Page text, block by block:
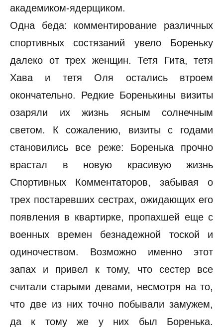
академиком-ядерщиком.
Одна беда: комментирование различных
спортивных состязаний увело Бореньку
далеко от трех женщин. Тетя Гита, тетя
Хава и тетя Оля остались втроем
окончательно. Редкие Боренькины визиты
озаряли их жизнь ясным солнечным
светом. К сожалению, визиты с годами
становились все реже: Боренька прочно
врастал в новую красивую жизнь
Спортивных Комментаторов, забывая о
трех постаревших сестрах, ожидающих его
появления в квартирке, пропахшей еще с
военных времен безнадежной тоской и
одиночеством. Возможно именно этот
запах и привел к тому, что сестер все
считали старыми девами, несмотря на то,
что две из них точно побывали замужем,
да к тому же у них был Боренька.